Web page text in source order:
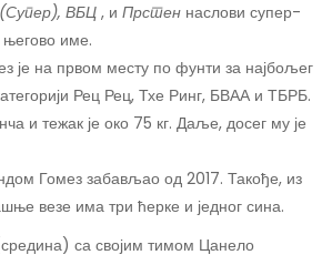
ВБЦ , и Прстен наслови супер-
његово име.
је на првом месту по фунти за најбољег
Рец Рец, Тхе Ринг, БВАА и ТБРБ.
и тежак је око 75 кг. Даље, досег му је
Гомез забављао од 2017. Такође, из
везе има три ћерке и једног сина.